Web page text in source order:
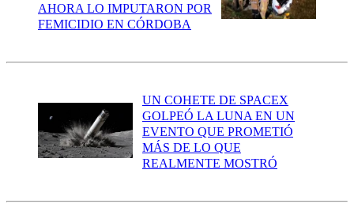
AHORA LO IMPUTARON POR
FEMICIDIO EN CÓRDOBA
UN COHETE DE SPACEX
GOLPEÓ LA LUNA EN UN
EVENTO QUE PROMETIÓ
MÁS DE LO QUE
REALMENTE MOSTRÓ